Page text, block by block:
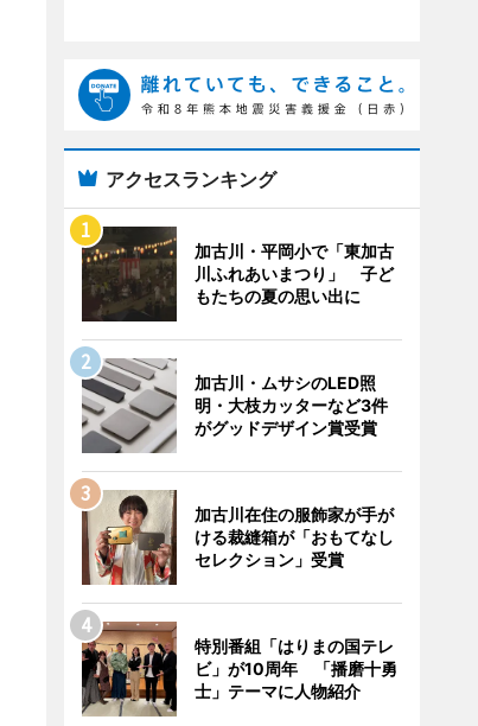
アクセスランキング
加古川・平岡小で「東加古
川ふれあいまつり」 子ど
もたちの夏の思い出に
加古川・ムサシのLED照
明・大枝カッターなど3件
がグッドデザイン賞受賞
加古川在住の服飾家が手が
ける裁縫箱が「おもてなし
セレクション」受賞
特別番組「はりまの国テレ
ビ」が10周年 「播磨十勇
士」テーマに人物紹介